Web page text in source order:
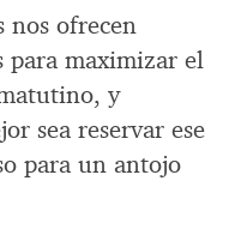
nos ofrecen
para maximizar el
y
sea reservar ese
para un antojo